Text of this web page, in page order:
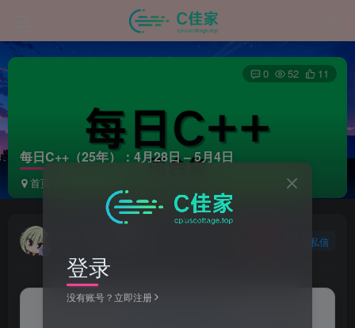
每日C++（25年）：4月28日 – 5月4日
首页
0 52 11
私信
来自AI助手的总结
登录
没有账号？立即注册